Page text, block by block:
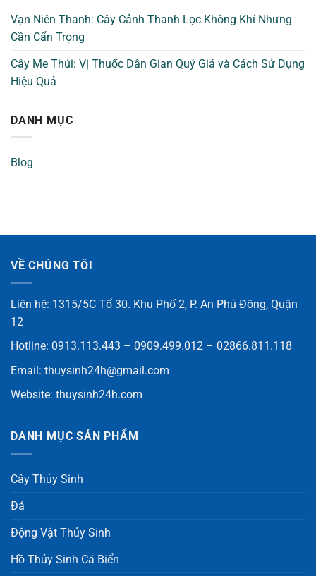
Vạn Niên Thanh: Cây Cảnh Thanh Lọc Không Khí Nhưng
Cần Cẩn Trọng
Cây Me Thúi: Vị Thuốc Dân Gian Quý Giá và Cách Sử Dụng
Hiệu Quả
DANH MỤC
Blog
VỀ CHÚNG TÔI
Liên hệ: 1315/5C Tổ 30. Khu Phố 2, P. An Phú Đông, Quận
12
Hotline: 0913.113.443 – 0909.499.012 – 02866.811.118
Email: thuysinh24h@gmail.com
Website: thuysinh24h.com
DANH MỤC SẢN PHẨM
Cây Thủy Sinh
Đá
Động Vật Thủy Sinh
Hồ Thủy Sinh Cá Biển